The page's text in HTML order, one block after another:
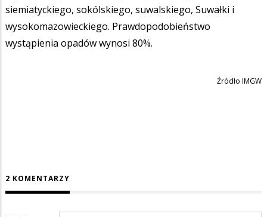
siemiatyckiego, sokólskiego, suwalskiego, Suwałki i
wysokomazowieckiego. Prawdopodobieństwo
wystąpienia opadów wynosi 80%.
Źródło IMGW
2 KOMENTARZY